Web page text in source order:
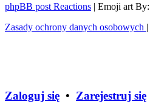
phpBB post Reactions | Emoji art By:
Zasady ochrony danych osobowych |
Zaloguj się • Zarejestruj się